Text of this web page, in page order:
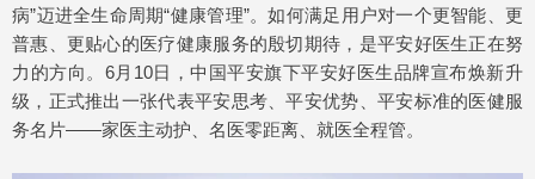
病”迈进全生命周期“健康管理”。如何满足用户对一个更智能、更
普惠、更贴心的医疗健康服务的殷切期待，是平安好医生正在努
力的方向。6月10日，中国平安旗下平安好医生品牌宣布焕新升
级，正式推出一张代表平安思考、平安优势、平安标准的医健服
务名片——家医主动护、名医零距离、就医全程管。